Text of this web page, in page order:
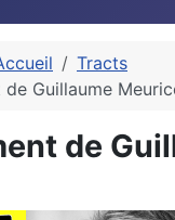
Tracts
de Guillaume
de